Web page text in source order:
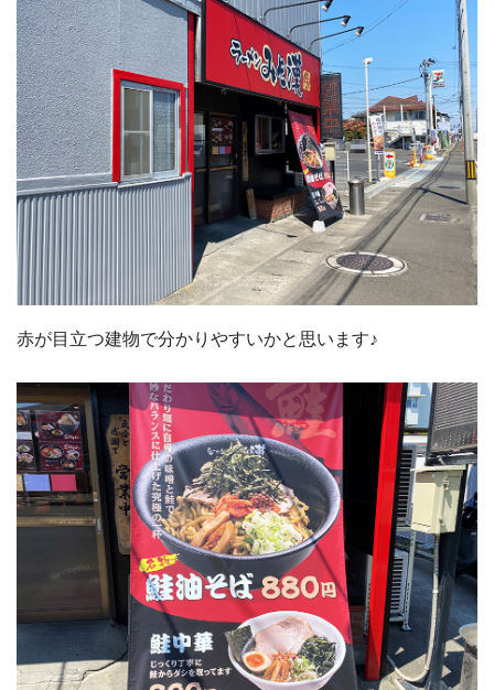
赤が目立つ建物で分かりやすいかと思います♪